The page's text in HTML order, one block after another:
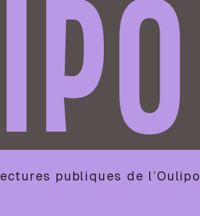
publiques de l’Oulipo